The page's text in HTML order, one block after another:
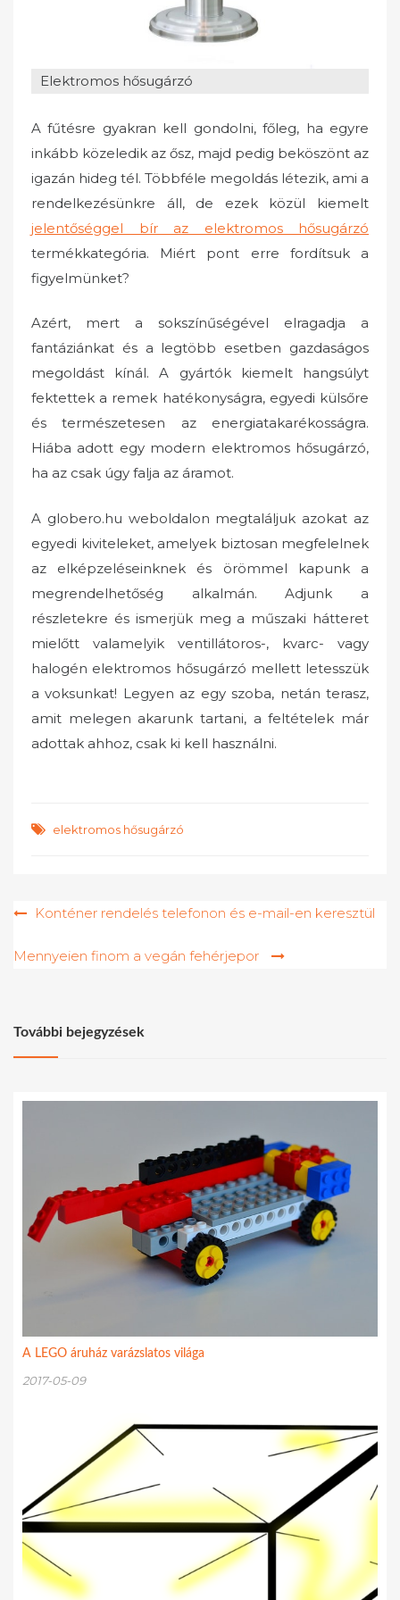
Elektromos hősugárzó
A fűtésre gyakran kell gondolni, főleg, ha egyre
inkább közeledik az ősz, majd pedig beköszönt az
igazán hideg tél. Többféle megoldás létezik, ami a
rendelkezésünkre áll, de ezek közül kiemelt
jelentőséggel bír az elektromos hősugárzó
termékkategória. Miért pont erre fordítsuk a
figyelmünket?
Azért, mert a sokszínűségével elragadja a
fantáziánkat és a legtöbb esetben gazdaságos
megoldást kínál. A gyártók kiemelt hangsúlyt
fektettek a remek hatékonyságra, egyedi külsőre
és természetesen az energiatakarékosságra.
Hiába adott egy modern elektromos hősugárzó,
ha az csak úgy falja az áramot.
A globero.hu weboldalon megtaláljuk azokat az
egyedi kiviteleket, amelyek biztosan megfelelnek
az elképzeléseinknek és örömmel kapunk a
megrendelhetőség alkalmán. Adjunk a
részletekre és ismerjük meg a műszaki hátteret
mielőtt valamelyik ventillátoros-, kvarc- vagy
halogén elektromos hősugárzó mellett letesszük
a voksunkat! Legyen az egy szoba, netán terasz,
amit melegen akarunk tartani, a feltételek már
adottak ahhoz, csak ki kell használni.
elektromos hősugárzó
Bejegyzés
Konténer rendelés telefonon és e-mail-en keresztül
Mennyeien finom a vegán fehérjepor
További bejegyzések
A LEGO áruház varázslatos világa
2017-05-09